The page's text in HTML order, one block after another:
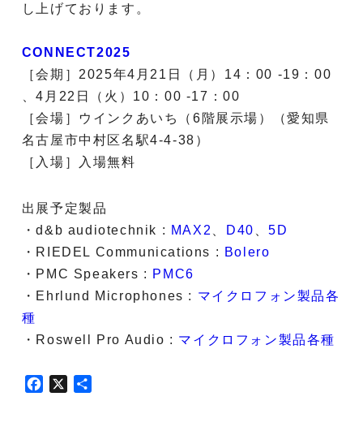
し上げております。
CONNECT2025
［会期］2025年4月21日（月）14：00 -19：00
、4月22日（火）10：00 -17：00
［会場］ウインクあいち（6階展示場）（愛知県
名古屋市中村区名駅4-4-38）
［入場］入場無料
出展予定製品
・d&b audiotechnik : MAX2 D40 、5D
・RIEDEL Communications : Bolero
・PMC Speakers : PMC6
・Ehrlund Microphones : マイクロフォン製品各
種
・Roswell Pro Audio : マイクロフォン製品各種
X